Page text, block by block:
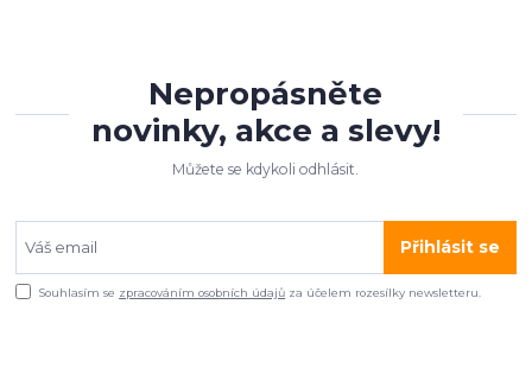
Nepropásněte
novinky, akce a slevy!
Můžete se kdykoli odhlásit.
Přihlásit se
Souhlasím se zpracováním osobních údajů za účelem rozesílky newsletteru.